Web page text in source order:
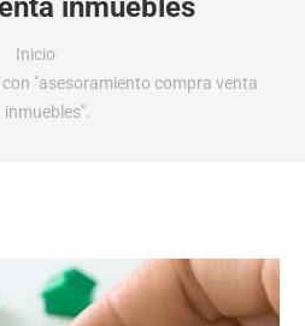
inmuebles
Inicio
"asesoramiento compra venta
inmuebles".